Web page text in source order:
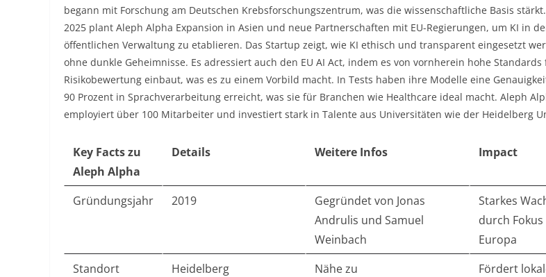
begann mit Forschung am Deutschen Krebsforschungszentrum, was die wissenschaftliche Basis
2025 plant Aleph Alpha Expansion in Asien und neue Partnerschaften mit EU-Regierungen, um KI in
öffentlichen Verwaltung zu etablieren. Das Startup zeigt, wie KI ethisch und transparent eingesetzt
ohne dunkle Geheimnisse. Es adressiert auch den EU AI Act, indem es von vornherein hohe Standards
Risikobewertung einbaut, was es zu einem Vorbild macht. In Tests haben ihre Modelle eine
90 Prozent in Sprachverarbeitung erreicht, was sie für Branchen wie Healthcare ideal macht. Aleph
employiert über 100 Mitarbeiter und investiert stark in Talente aus Universitäten wie der Heidelberg
Key Facts zu
Aleph Alpha
Details Weitere Infos Impact
Gründungsjahr 2019
Gegründet von Jonas
Andrulis und Samuel
Weinbach
Starkes
durch
Europa
Standort
Heidelberg
Nähe zu
Fördert